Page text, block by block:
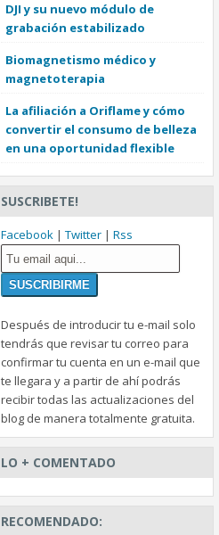
DJI y su nuevo módulo de
grabación estabilizado
Biomagnetismo médico y
magnetoterapia
La afiliación a Oriflame y cómo
convertir el consumo de belleza
en una oportunidad flexible
SUSCRIBETE!
Facebook | Twitter | Rss
Después de introducir tu e-mail solo
tendrás que revisar tu correo para
confirmar tu cuenta en un e-mail que
te llegara y a partir de ahí podrás
recibir todas las actualizaciones del
blog de manera totalmente gratuita.
LO + COMENTADO
RECOMENDADO: